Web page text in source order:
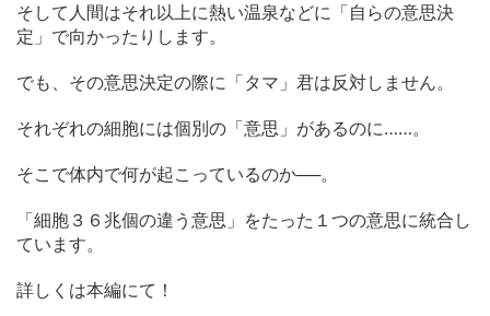
そして人間はそれ以上に熱い温泉などに「自らの意思決
定」で向かったりします。
でも、その意思決定の際に「タマ」君は反対しません。
それぞれの細胞には個別の「意思」があるのに……。
そこで体内で何が起こっているのか──。
「細胞３６兆個の違う意思」をたった１つの意思に統合し
ています。
詳しくは本編にて！